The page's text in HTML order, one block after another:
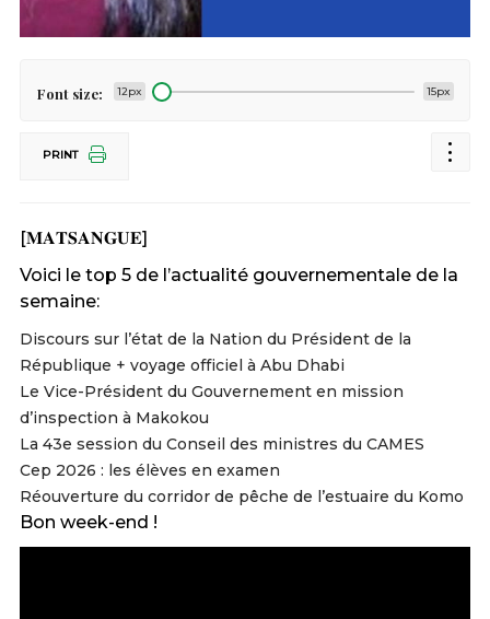
Font size: 12px 15px
PRINT
[𝐌𝐀𝐓𝐒𝐀𝐍𝐆𝐔𝐄]
Voici le top 5 de l’actualité gouvernementale de la
semaine:
Discours sur l’état de la Nation du Président de la
République + voyage officiel à Abu Dhabi
Le Vice-Président du Gouvernement en mission
d’inspection à Makokou
La 43e session du Conseil des ministres du CAMES
Cep 2026 : les élèves en examen
Réouverture du corridor de pêche de l’estuaire du Komo
Bon week-end !